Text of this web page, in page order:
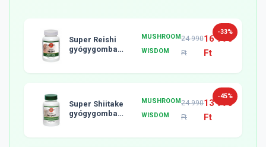
-33%
Super Reishi
gyógygomba
MUSHROOM
WISDOM
24 990
Ft
16 990
Ft
-45%
Super Shiitake
gyógygomba
MUSHROOM
WISDOM
24 990
Ft
13 990
Ft